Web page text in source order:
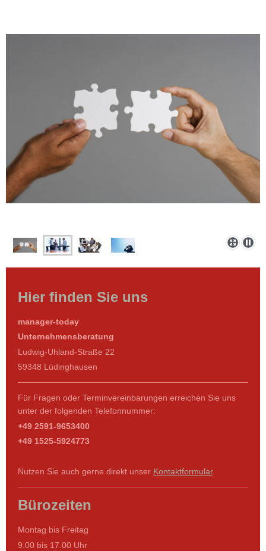
Hier finden Sie uns
manager-today
Unternehmensberatung
Ludwig-Uhland-Straße 22
59348 Lüdinghausen
Für Fragen oder Terminvereinbarungen erreichen Sie uns
unter der folgenden Telefonnummer:
+49 2591-9653400
+49 1525-5924773
Nutzen Sie auch gerne direkt unser Kontaktformular.
Bürozeiten
Montag bis Freitag
9.00 bis 17.00 Uhr